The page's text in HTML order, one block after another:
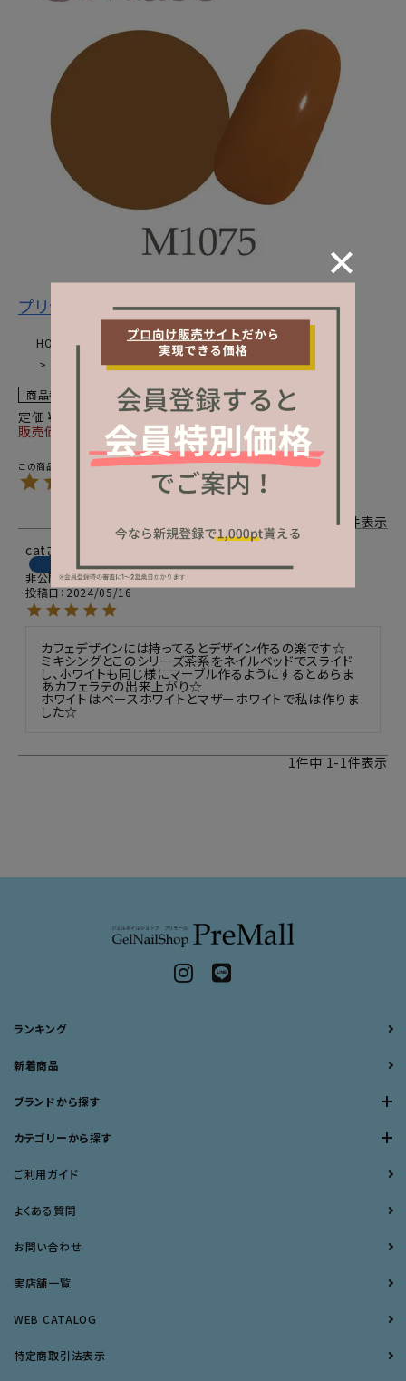
プリジェルミューズ／ミルクコーヒー／３ｇ
HOME カラージェル一覧 プリジェルミューズ
プリジェルミューズ／ミルクコーヒー／３ｇのレビュー
商品番号
1010-311-01
定価 ¥
販売価格
1,512税込
5.00 1
-
件表示
cat
購入者
非公開
投稿日 2024/05/16
カフェデザインには持ってるとデザイン作るの楽です☆
ミキシングとこのシリーズ茶系をネイルベッドでスライド
し、ホワイトも同じ様にマーブル作るようにするとあらま
あカフェラテの出来上がり☆
ホワイトはベースホワイトとマザーホワイトで私は作りま
した☆
1件中 1-1件表示
ランキング
新着商品
ブランドから探す
カテゴリーから探す
ご利用ガイド
よくある質問
お問い合わせ
実店舗一覧
WEB CATALOG
特定商取引法表示